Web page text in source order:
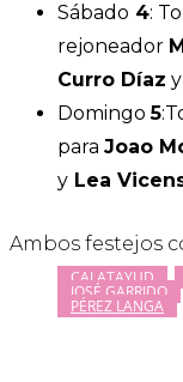
Sábado 4:
rejoneador
Curro Díaz y
Domingo5
para Joao
y Lea
Ambos festejos
CALATAYUD
JOSÉ GARRIDO
PÉREZ LANGA